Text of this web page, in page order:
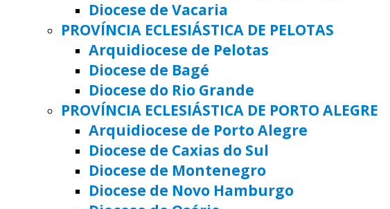
Diocese de Vacaria
PROVÍNCIA ECLESIÁSTICA DE PELOTAS
Arquidiocese de Pelotas
Diocese de Bagé
Diocese do Rio Grande
PROVÍNCIA ECLESIÁSTICA DE PORTO ALEGRE
Arquidiocese de Porto Alegre
Diocese de Caxias do Sul
Diocese de Montenegro
Diocese de Novo Hamburgo